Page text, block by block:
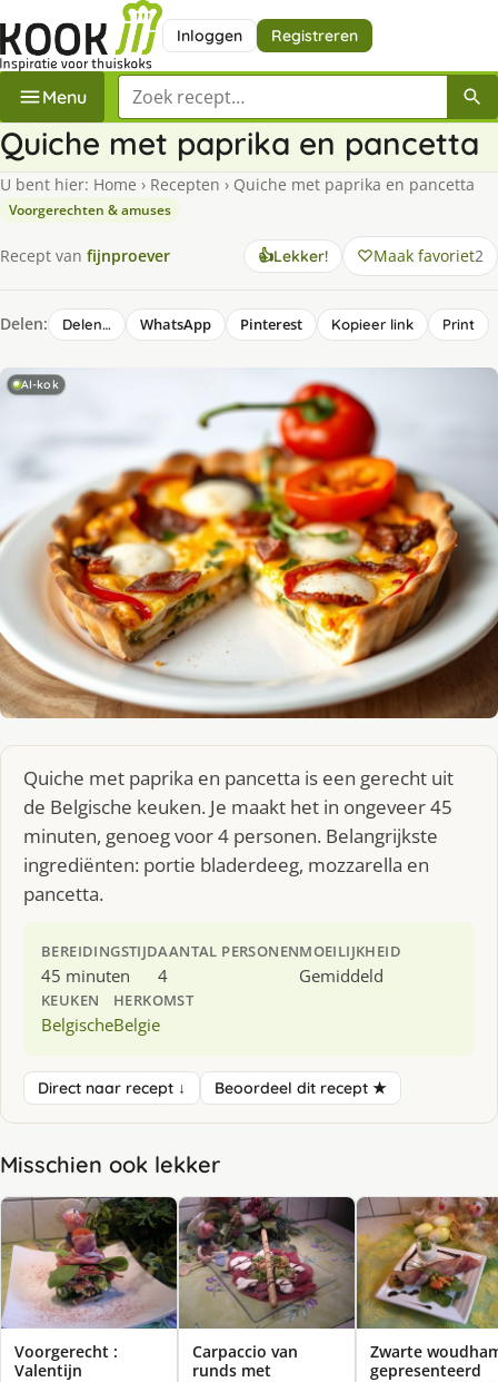
Inloggen Registreren
Menu Zoek een recept
Quiche met paprika en pancetta
U bent hier: Home › Recepten › Quiche met paprika en pancetta
Voorgerechten & amuses
Recept van fijnproever 👍Lekker! Maak favoriet2
Delen: Delen… WhatsApp Pinterest Kopieer link Print
AI-kok
Quiche met paprika en pancetta is een gerecht uit
de Belgische keuken. Je maakt het in ongeveer 45
minuten, genoeg voor 4 personen. Belangrijkste
ingrediënten: portie bladerdeeg, mozzarella en
pancetta.
BEREIDINGSTIJD
45 minuten
AANTAL PERSONEN
4
MOEILIJKHEID
Gemiddeld
KEUKEN
Belgische
HERKOMST
Belgie
Direct naar recept ↓ Beoordeel dit recept ★
Misschien ook lekker
Voorgerecht :
Valentijn
Carpaccio van
runds met
Zwarte
gepresenteerd